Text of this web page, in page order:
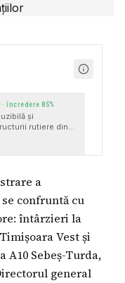
· încredere85%
și
rutiere din
și declarații
critici și acuzații
clar unor surse
surse
precum Agerpres,
lipsa unui
a
confruntă cu
întârzieri la
Vest și
A10 Sebeș-Turda,
general